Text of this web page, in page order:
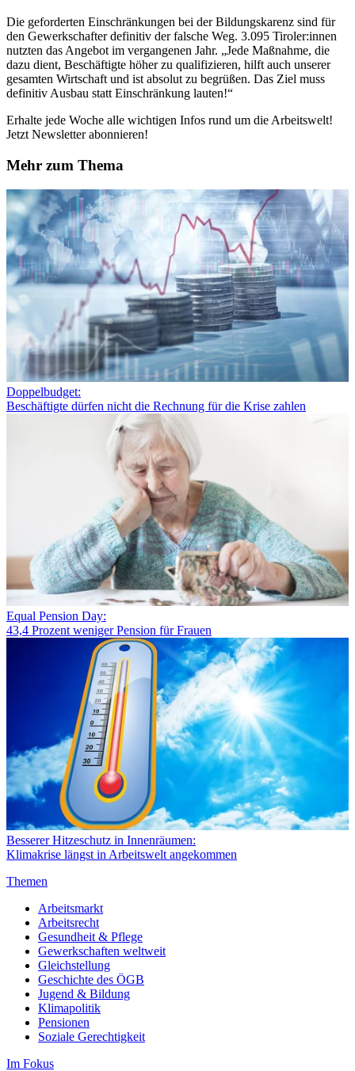
Die geforderten Einschränkungen bei der Bildungskarenz sind für
den Gewerkschafter definitiv der falsche Weg. 3.095 Tiroler:innen
nutzten das Angebot im vergangenen Jahr. „Jede Maßnahme, die
dazu dient, Beschäftigte höher zu qualifizieren, hilft auch unserer
gesamten Wirtschaft und ist absolut zu begrüßen. Das Ziel muss
definitiv Ausbau statt Einschränkung lauten!“
Erhalte jede Woche alle wichtigen Infos rund um die Arbeitswelt!
Jetzt Newsletter abonnieren!
Mehr zum Thema
Doppelbudget:
Beschäftigte dürfen nicht die Rechnung für die Krise zahlen
Equal Pension Day:
43,4 Prozent weniger Pension für Frauen
Besserer Hitzeschutz in Innenräumen:
Klimakrise längst in Arbeitswelt angekommen
Themen
Arbeitsmarkt
Arbeitsrecht
Gesundheit & Pflege
Gewerkschaften weltweit
Gleichstellung
Geschichte des ÖGB
Jugend & Bildung
Klimapolitik
Pensionen
Soziale Gerechtigkeit
Im Fokus